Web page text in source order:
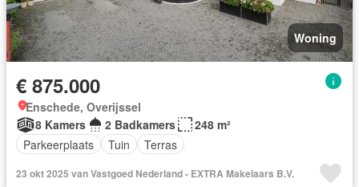
Woning
€ 875.000
Enschede, Overijssel
8 Kamers
2 Badkamers
248 m²
Parkeerplaats
Tuin Terras
23 okt 2025 van Vastgoed Nederland - EXTRA Makelaars B.V.